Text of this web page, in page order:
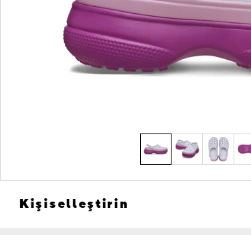
Kişiselleştirin